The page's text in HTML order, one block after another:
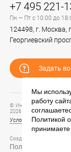
+7 495 221-
Пн — Пт с 10:00 до
124498, г. Москва,
Георгиевский
Задать
© Информационный
2026
Условия
Создание сайта –
Политика
Мы
работу
Политикой
принимаете